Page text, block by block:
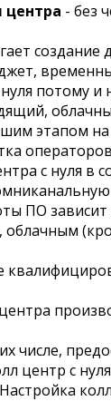
центра - без
потому
этапом на
с нуля в
ПО
числе,
центр с